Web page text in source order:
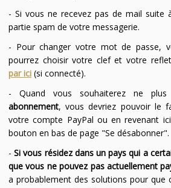
- Si vous ne recevez pas de mail suite
partie spam de votre messagerie.
- Pour changer votre mot de passe,
pourrez choisir votre clef et votre
par ici(si connecté).
- Quand vous souhaiterez ne
abonnement, vous devriez pouvoir le
votre compte PayPal ou en revenant
bouton en bas de page "Se désabonner".
-Si vous résidez dans un pays qui a
que vous ne pouvez pas actuellement
a probablement des solutions pour que